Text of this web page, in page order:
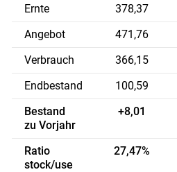
Ernte
378,37
Angebot
471,76
Verbrauch
366,15
Endbestand
100,59
Bestand
zu Vorjahr
+8,01
Ratio
stock/use
27,47%